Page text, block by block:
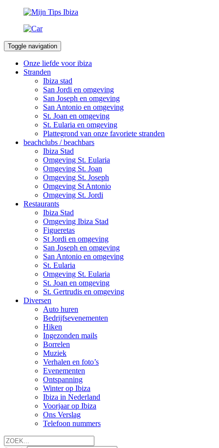
Toggle navigation
Onze liefde voor ibiza
Stranden
Ibiza stad
San Jordi en omgeving
San Joseph en omgeving
San Antonio en omgeving
St. Joan en omgeving
St. Eularia en omgeving
Plattegrond van onze favoriete stranden
beachclubs / beachbars
Ibiza Stad
Omgeving St. Eularia
Omgeving St. Joan
Omgeving St. Joseph
Omgeving St Antonio
Omgeving St. Jordi
Restaurants
Ibiza Stad
Omgeving Ibiza Stad
Figueretas
St Jordi en omgeving
San Joseph en omgeving
San Antonio en omgeving
St. Eularia
Omgeving St. Eularia
St. Joan en omgeving
St. Gertrudis en omgeving
Diversen
Auto huren
Bedrijfsevenementen
Hiken
Ingezonden mails
Borrelen
Muziek
Verhalen en foto’s
Evenementen
Ontspanning
Winter op Ibiza
Ibiza in Nederland
Voorjaar op Ibiza
Ons Verslag
Telefoon nummers